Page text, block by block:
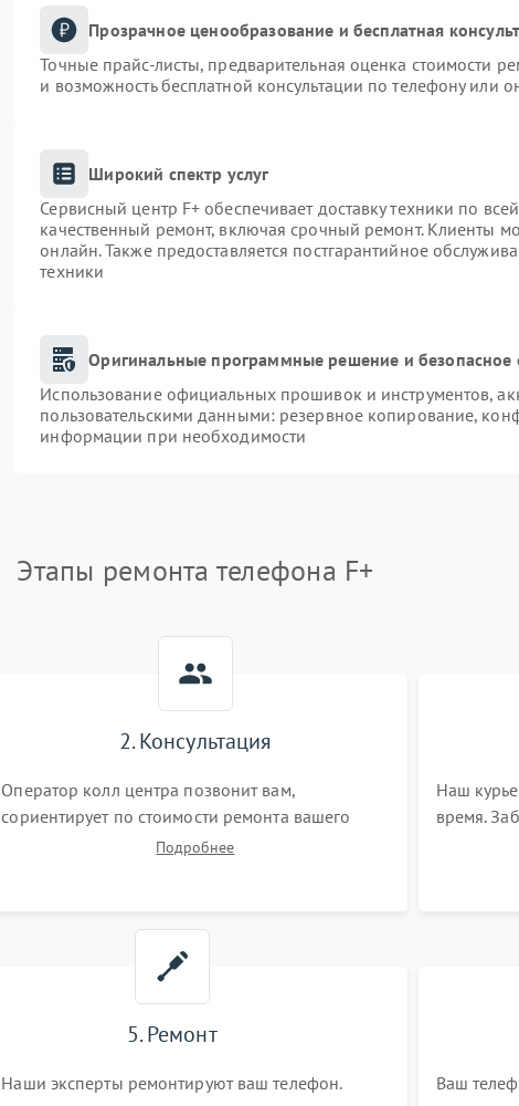
Прозрачное ценообразование и бесплатная
Точные прайс-листы, предварительная оценка стоимости
и возможность бесплатной консультации по телефону или
Широкий спектр услуг
Сервисный центр F+ обеспечивает доставку техники по
качественный ремонт, включая срочный ремонт. Клиенты
онлайн. Также предоставляется постгарантийное
техники
Оригинальные программные решение и безопасное
Использование официальных прошивок и инструментов,
пользовательскими данными: резервное копирование,
информации при необходимости
Этапы ремонта телефона F+
2. Консультация
Оператор колл центра позвонит вам,
сориентирует по стоимости ремонта вашего
телефона а также ответит на все ваши вопросы.
Подробнее
Наш
время.
склад
5. Ремонт
Наши эксперты ремонтируют ваш телефон.
Ваш